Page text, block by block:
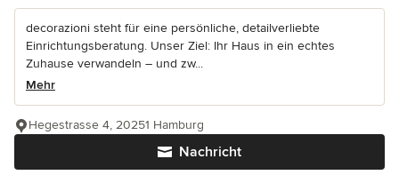
decorazioni steht für eine persönliche, detailverliebte
Einrichtungsberatung. Unser Ziel: Ihr Haus in ein echtes
Zuhause verwandeln – und zw...
Mehr
Nachricht
Hegestrasse 4, 20251 Hamburg